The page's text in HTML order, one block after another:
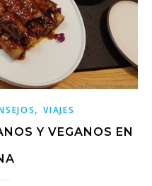
,VIAJES
Y VEGANOS EN